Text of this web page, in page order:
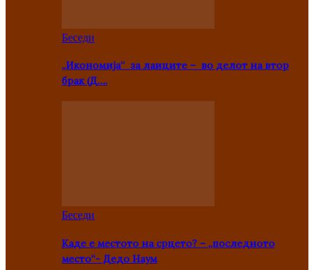
Беседи
„Икономија“ за лаиците – во делот на втор
брак (Д….
Беседи
Каде е местото на срцето? – „последното
место“- Дедо Наум